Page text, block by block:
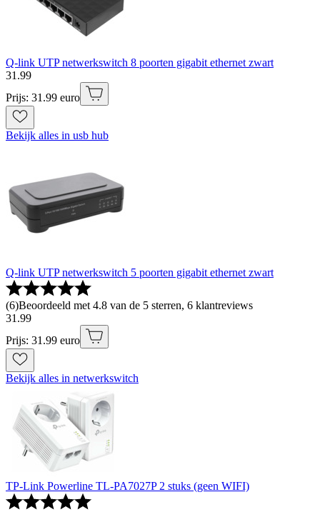
Q-link UTP netwerkswitch 8 poorten gigabit ethernet zwart
31 .99
Prijs: 31.99 euro
Bekijk alles in usb hub
Q-link UTP netwerkswitch 5 poorten gigabit ethernet zwart
(6)Beoordeeld met 4.8 van de 5 sterren, 6 klantreviews
31 .99
Prijs: 31.99 euro
Bekijk alles in netwerkswitch
TP-Link Powerline TL-PA7027P 2 stuks (geen WIFI)